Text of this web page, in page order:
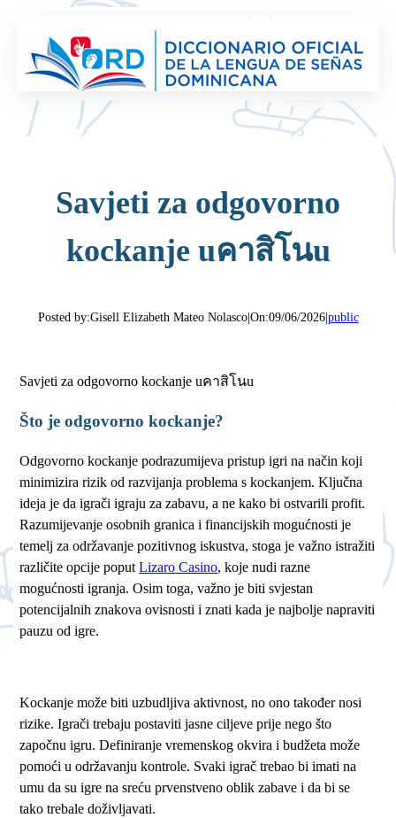
contenido
Savjeti za odgovorno
kockanje uคาสิโนu
Posted by:Gisell Elizabeth Mateo Nolasco| On:09/06/2026| public
Savjeti za odgovorno kockanje uคาสิโนu
Što je odgovorno kockanje?
Odgovorno kockanje podrazumijeva pristup igri na način koji
minimizira rizik od razvijanja problema s kockanjem. Ključna
ideja je da igrači igraju za zabavu, a ne kako bi ostvarili profit.
Razumijevanje osobnih granica i financijskih mogućnosti je
temelj za održavanje pozitivnog iskustva, stoga je važno istražiti
različite opcije poputLizaro Casino, koje nudi razne
mogućnosti igranja. Osim toga, važno je biti svjestan
potencijalnih znakova ovisnosti i znati kada je najbolje napraviti
pauzu od igre.
Kockanje može biti uzbudljiva aktivnost, no ono također nosi
rizike. Igrači trebaju postaviti jasne ciljeve prije nego što
započnu igru. Definiranje vremenskog okvira i budžeta može
pomoći u održavanju kontrole. Svaki igrač trebao bi imati na
umu da su igre na sreću prvenstveno oblik zabave i da bi se
tako trebale doživljavati.